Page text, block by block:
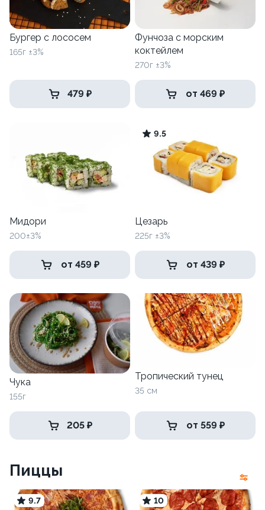
Бургер с лососем
165г ±3%
479 ₽
Фунчоза с морским
коктейлем
270г ±3%
от 469 ₽
Мидори
200±3%
от 459 ₽
9.5
Цезарь
225г ±3%
от 439 ₽
Чука
155г
205 ₽
Тропический тунец
35 см
от 559 ₽
Пиццы
9.7 10